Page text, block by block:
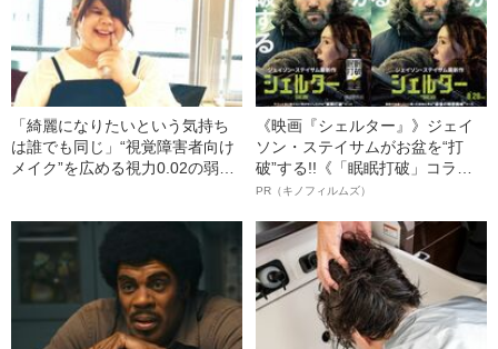
「綺麗になりたいという気持ち
は誰でも同じ」“視覚障害者向け
メイク”を広める視力0.02の弱視
《映画『シェルター』》ジェイ
ソン・ステイサムがお盆を“打
破”する!!《「眠眠打破」コラ
ボ》
PR（キノフィルムズ）